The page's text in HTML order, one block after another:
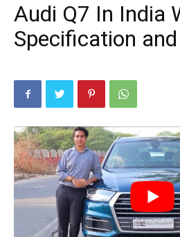
Audi Q7 In India
Specification